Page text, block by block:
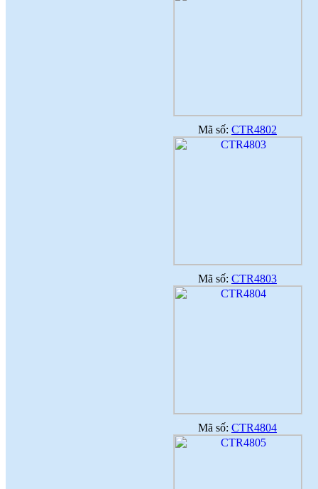
Mã số: CTR4802
Mã số: CTR4803
Mã số: CTR4804